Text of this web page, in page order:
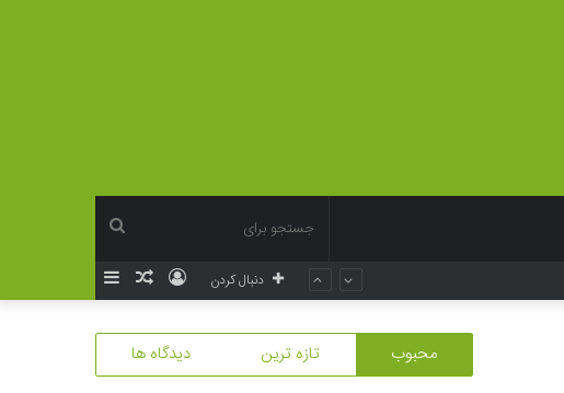
براینوشته
ورود دنبال کردن
محبوب تازه ترین دیدگاه ها